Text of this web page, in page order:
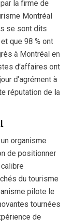
la firme de
Montréal
se sont dits
que 98 % ont
à Montréal en
d’affaires ont
d’agrément à
réputation de la
organisme
de positionner
du tourisme
pilote le
tournées
de